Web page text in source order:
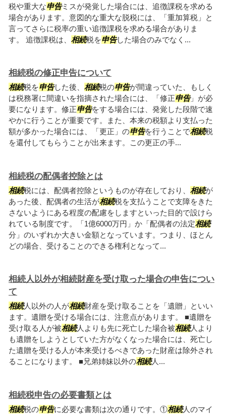
税や重大な申告ミスが発覚した場合には、追徴課税を求める
場合があります。意図的な重大な脱税には、「重加算税」と
言ってさらに税率の重い追徴課税を求める場合がありま
す。 追徴課税は、 相続税を申告した場合のみでなく...
相続税の修正申告について
相続税を申告した後、 相続税の申告が間違っていた、もしく
は税務署に間違いを指摘された場合には、「修正申告」が必
要になります。修正申告をする場合には、発覚した段階で速
やかに行うことが重要です。また、本来の税額より支払った
額が多かった場合には、「更正」の申告を行うことで相続税
を還付してもらうことが出来ます。この更正の手...
相続税の配偶者控除とは
相続税には、配偶者控除というものが存在しており、 相続が
あった後、配偶者の生活が相続税を支払うことで支障をきた
さないようにある程度の配慮をしますといった目的で設けら
れている制度です。「1億6000万円」か「配偶者の法定相続
分」のいずれか大きい金額となっています。つまり、ほとん
どの場合、受けることのできる権利となって...
相続人以外が相続財産を受け取った場合の申告につい
て
相続人以外の人が相続財産を受け取ることを「遺贈」といい
ます。遺贈を受ける場合には、注意点があります。 ■遺贈を
受け取る人が被相続人よりも先に死亡した場合被相続人より
も遺贈をしようとしていた方がなくなった場合には、死亡し
た遺贈を受ける人が本来受けるべきであった財産は除外され
ることになります。 ■兄弟姉妹以外の相続人...
相続税申告の必要書類とは
相続税の申告に必要な書類は次の通りです。①相続人のマイ